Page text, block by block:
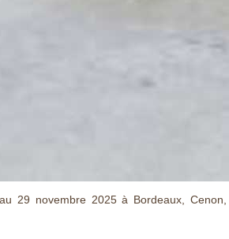
29 novembre 2025 à Bordeaux, Cenon,